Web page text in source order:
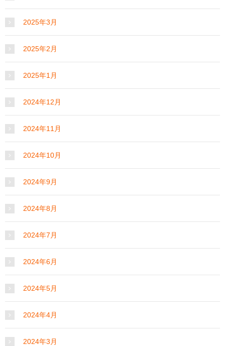
2025年3月
2025年2月
2025年1月
2024年12月
2024年11月
2024年10月
2024年9月
2024年8月
2024年7月
2024年6月
2024年5月
2024年4月
2024年3月